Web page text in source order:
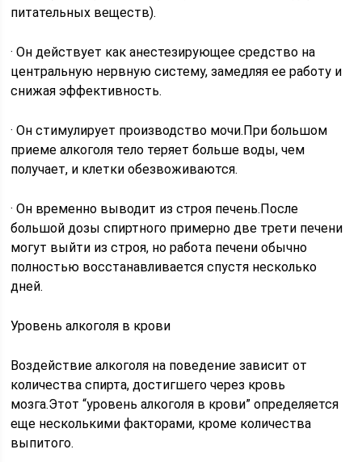
питательных веществ).
· Он действует как анестезирующее средство на
центральную нервную систему, замедляя ее работу и
снижая эффективность.
· Он стимулирует производство мочи.При большом
приеме алкоголя тело теряет больше воды, чем
получает, и клетки обезвоживаются.
· Он временно выводит из строя печень.После
большой дозы спиртного примерно две трети печени
могут выйти из строя, но работа печени обычно
полностью восстанавливается спустя несколько
дней.
Уровень алкоголя в крови
Воздействие алкоголя на поведение зависит от
количества спирта, достигшего через кровь
мозга.Этот “уровень алкоголя в крови” определяется
еще несколькими факторами, кроме количества
выпитого.